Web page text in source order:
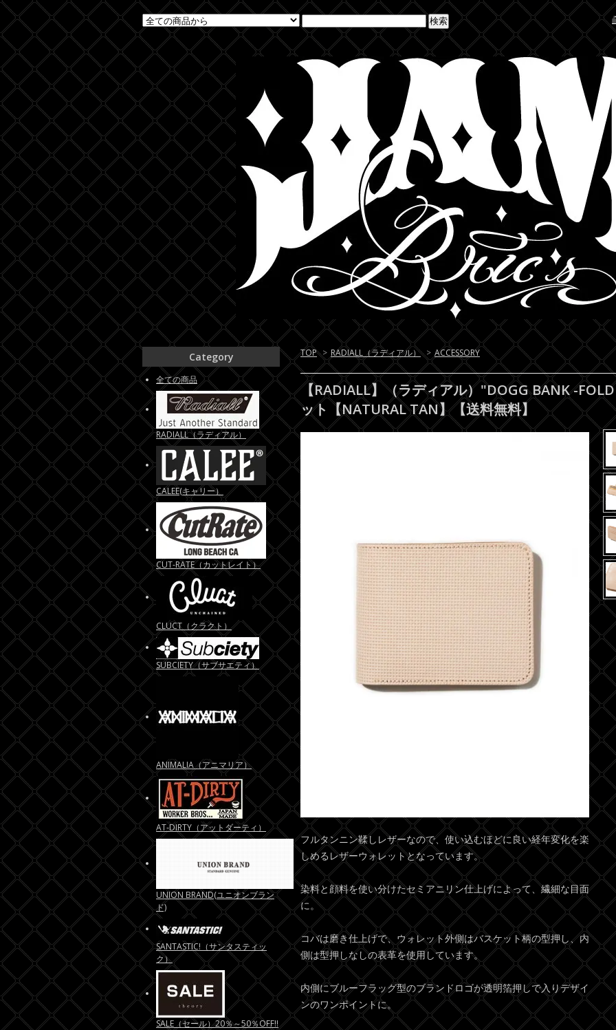
TOP > RADIALL（ラディアル） > ACCESSORY
【RADIALL】（ラディアル）"DOGG BANK -
ット【NATURAL TAN】【送料無料】
フルタンニン鞣しレザーなので、使い込むほどに良い経年変化を楽
しめるレザーウォレットとなっています。
染料と顔料を使い分けたセミアニリン仕上げによって、繊細な目面
に。
コバは磨き仕上げで、ウォレット外側はバスケット柄の型押し、内
側は型押しなしの表革を使用しています。
内側にブルーフラッグ型のブランドロゴが透明箔押しで入りデザイ
ンのワンポイントに。
Category
全ての商品
RADIALL（ラディアル）
CALEE(キャリー）
CUT-RATE（カットレイト）
CLUCT（クラクト）
SUBCIETY（サブサエティ）
ANIMALIA（アニマリア）
AT-DIRTY（アットダーティ）
UNION BRAND(ユニオンブラン
ド)
SANTASTIC!（サンタスティッ
ク）
SALE（セール）20％～50％OFF!!